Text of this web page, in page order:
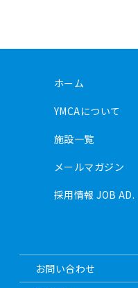
ホーム
YMCAについて
施設一覧
メールマガジン
採用情報 JOB AD.
お問い合わせ